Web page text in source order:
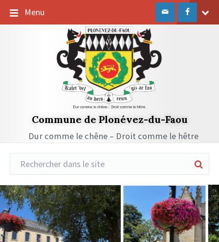
Menu
Commune de Plonévez-du-Faou
Dur comme le chêne – Droit comme le hêtre
Réduire
la
recherche